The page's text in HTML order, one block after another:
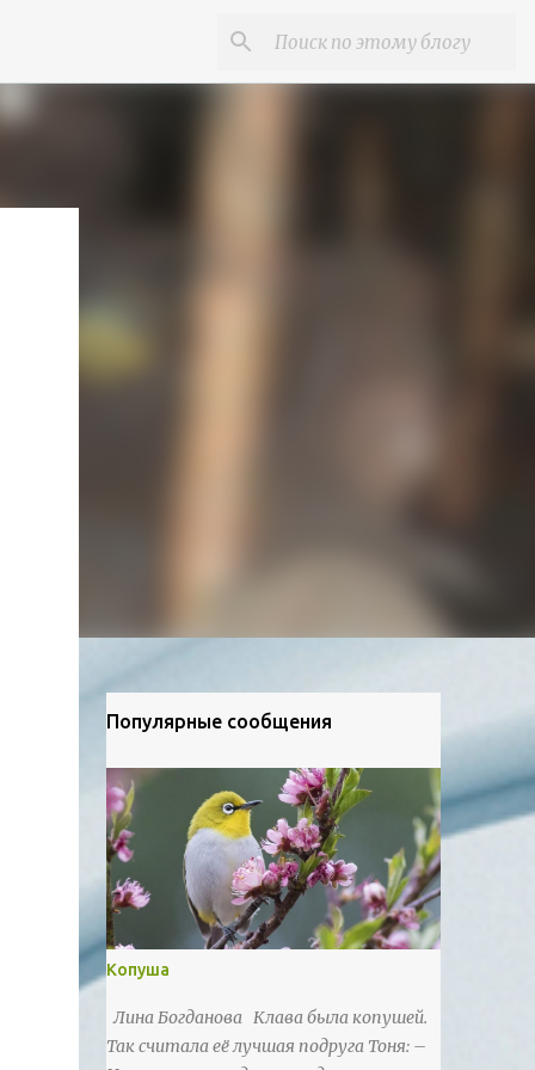
Популярные сообщения
Копуша
Лина Богданова Клава была копушей.
Так считала её лучшая подруга Тоня: –